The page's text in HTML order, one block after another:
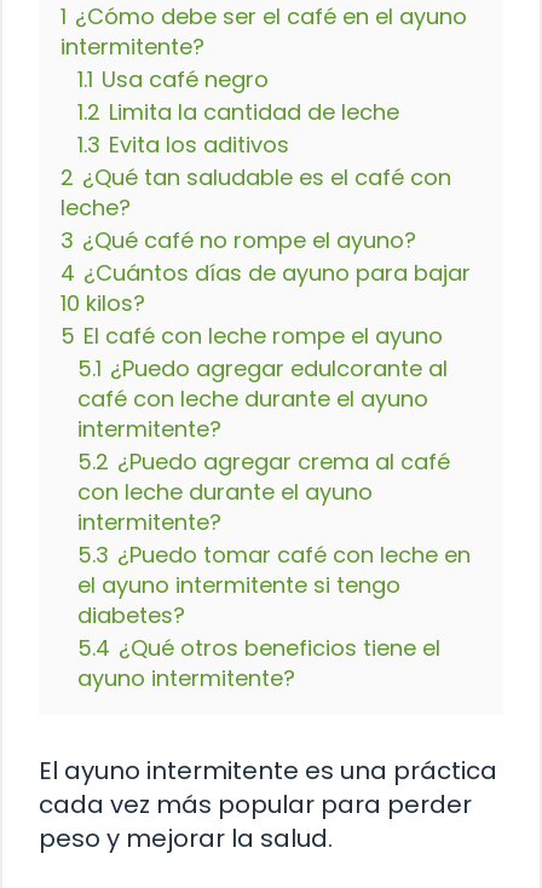
1 ¿Cómo debe ser el café en el ayuno
intermitente?
1.1 Usa café negro
1.2 Limita la cantidad de leche
1.3 Evita los aditivos
2 ¿Qué tan saludable es el café con
leche?
3 ¿Qué café no rompe el ayuno?
4 ¿Cuántos días de ayuno para bajar
10 kilos?
5 El café con leche rompe el ayuno
5.1 ¿Puedo agregar edulcorante al
café con leche durante el ayuno
intermitente?
5.2 ¿Puedo agregar crema al café
con leche durante el ayuno
intermitente?
5.3 ¿Puedo tomar café con leche en
el ayuno intermitente si tengo
diabetes?
5.4 ¿Qué otros beneficios tiene el
ayuno intermitente?
El ayuno intermitente es una práctica
cada vez más popular para perder
peso y mejorar la salud.